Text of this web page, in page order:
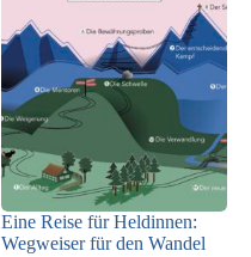
Eine Reise für Heldinnen:
Wegweiser für den Wandel